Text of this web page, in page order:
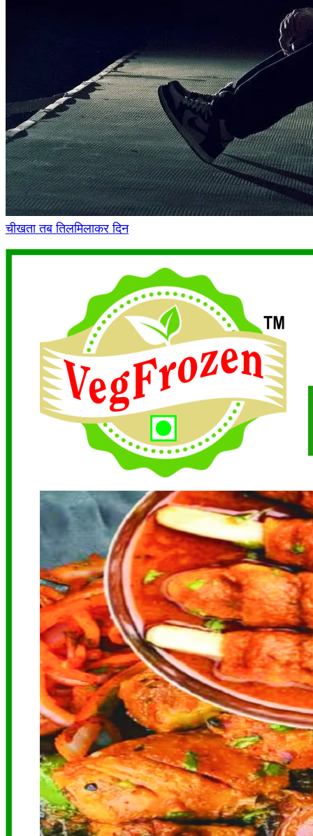
चीखता तब तिलमिलाकर दिन